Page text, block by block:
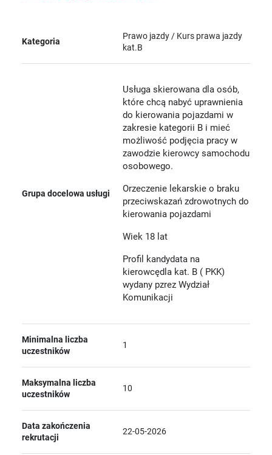
Kategoria
Prawo jazdy / Kurs prawa jazdy
kat.B
Grupa docelowa usługi
Usługa skierowana dla osób,
które chcą nabyć uprawnienia
do kierowania pojazdami w
zakresie kategorii B i mieć
możliwość podjęcia pracy w
zawodzie kierowcy samochodu
osobowego.
Orzeczenie lekarskie o braku
przeciwskazań zdrowotnych do
kierowania pojazdami
Wiek 18 lat
Profil kandydata na
kierowcędla kat. B ( PKK)
wydany pzrez Wydział
Komunikacji
Minimalna liczba
uczestników
1
Maksymalna liczba
uczestników
10
Data zakończenia
rekrutacji
22-05-2026